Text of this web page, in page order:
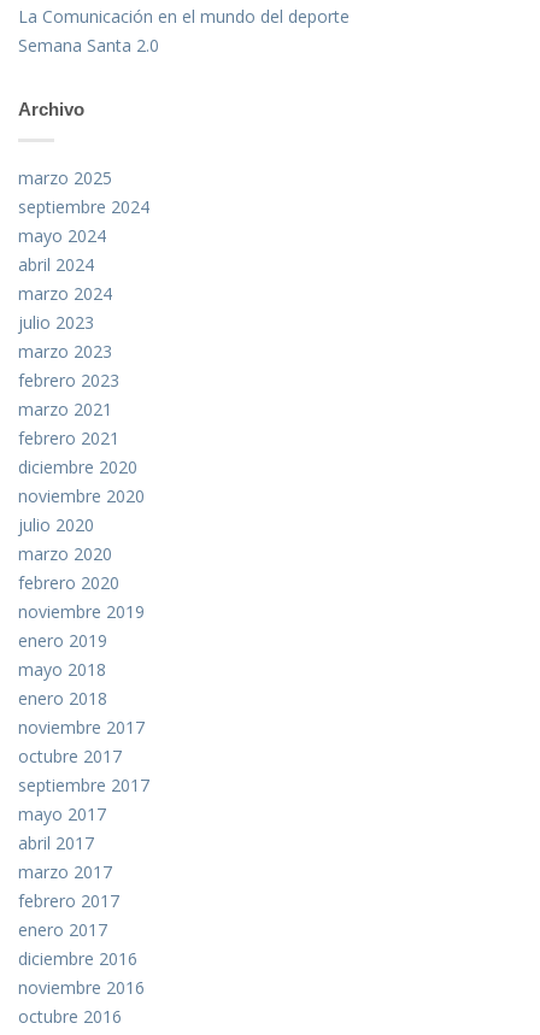
La Comunicación en el mundo del deporte
Semana Santa 2.0
Archivo
marzo 2025
septiembre 2024
mayo 2024
abril 2024
marzo 2024
julio 2023
marzo 2023
febrero 2023
marzo 2021
febrero 2021
diciembre 2020
noviembre 2020
julio 2020
marzo 2020
febrero 2020
noviembre 2019
enero 2019
mayo 2018
enero 2018
noviembre 2017
octubre 2017
septiembre 2017
mayo 2017
abril 2017
marzo 2017
febrero 2017
enero 2017
diciembre 2016
noviembre 2016
octubre 2016